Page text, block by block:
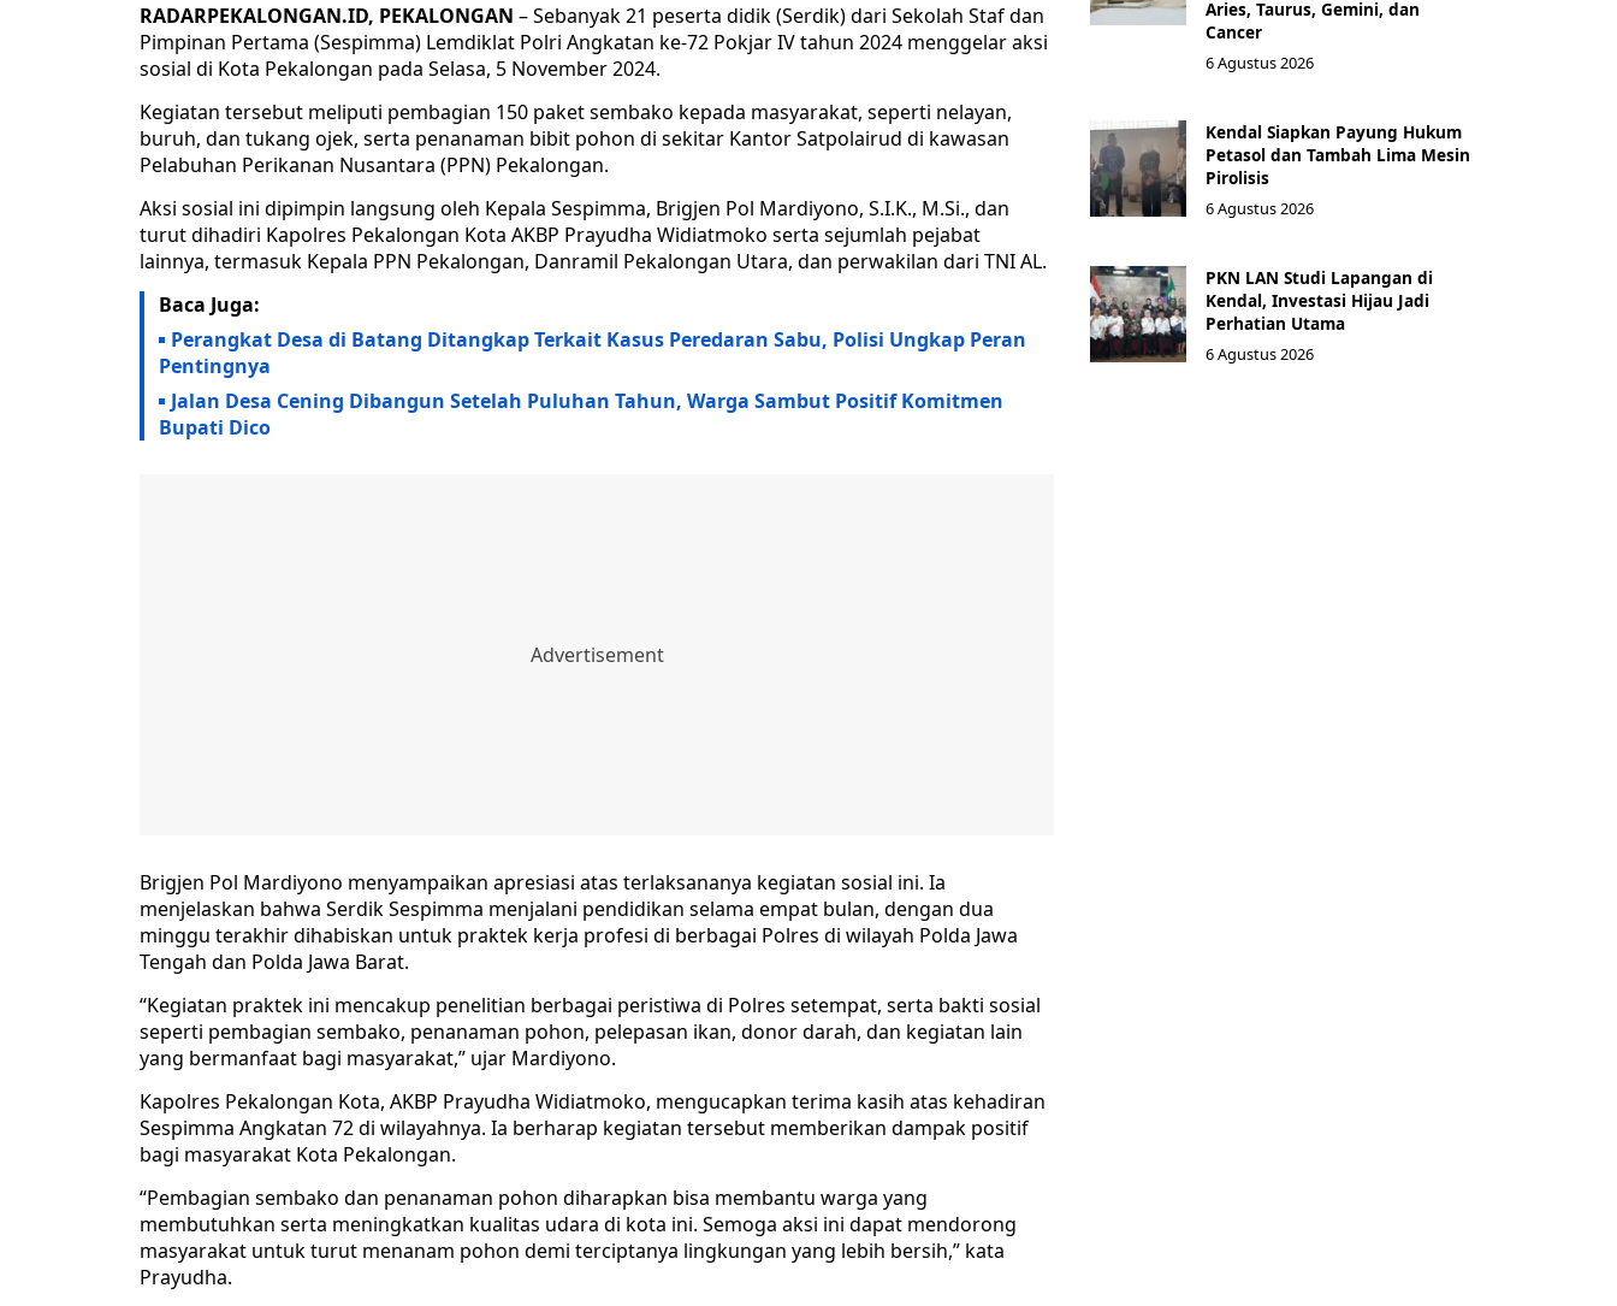
RADARPEKALONGAN.ID, PEKALONGAN – Sebanyak 21 peserta didik (Serdik) dari Sekolah Staf dan
Pimpinan Pertama (Sespimma) Lemdiklat Polri Angkatan ke-72 Pokjar IV tahun 2024 menggelar aksi
sosial di Kota Pekalongan pada Selasa, 5 November 2024.
Kegiatan tersebut meliputi pembagian 150 paket sembako kepada masyarakat, seperti nelayan,
buruh, dan tukang ojek, serta penanaman bibit pohon di sekitar Kantor Satpolairud di kawasan
Pelabuhan Perikanan Nusantara (PPN) Pekalongan.
Aksi sosial ini dipimpin langsung oleh Kepala Sespimma, Brigjen Pol Mardiyono, S.I.K., M.Si., dan
turut dihadiri Kapolres Pekalongan Kota AKBP Prayudha Widiatmoko serta sejumlah pejabat
lainnya, termasuk Kepala PPN Pekalongan, Danramil Pekalongan Utara, dan perwakilan dari TNI AL.
Baca Juga:
Perangkat Desa di Batang Ditangkap Terkait Kasus Peredaran Sabu, Polisi Ungkap Peran
Pentingnya
Jalan Desa Cening Dibangun Setelah Puluhan Tahun, Warga Sambut Positif Komitmen
Bupati Dico
Brigjen Pol Mardiyono menyampaikan apresiasi atas terlaksananya kegiatan sosial ini. Ia
menjelaskan bahwa Serdik Sespimma menjalani pendidikan selama empat bulan, dengan dua
minggu terakhir dihabiskan untuk praktek kerja profesi di berbagai Polres di wilayah Polda Jawa
Tengah dan Polda Jawa Barat.
“Kegiatan praktek ini mencakup penelitian berbagai peristiwa di Polres setempat, serta bakti sosial
seperti pembagian sembako, penanaman pohon, pelepasan ikan, donor darah, dan kegiatan lain
yang bermanfaat bagi masyarakat,” ujar Mardiyono.
Kapolres Pekalongan Kota, AKBP Prayudha Widiatmoko, mengucapkan terima kasih atas kehadiran
Sespimma Angkatan 72 di wilayahnya. Ia berharap kegiatan tersebut memberikan dampak positif
bagi masyarakat Kota Pekalongan.
“Pembagian sembako dan penanaman pohon diharapkan bisa membantu warga yang
membutuhkan serta meningkatkan kualitas udara di kota ini. Semoga aksi ini dapat mendorong
masyarakat untuk turut menanam pohon demi terciptanya lingkungan yang lebih bersih,” kata
Prayudha.
Aries, Taurus, Gemini, dan
Cancer
6 Agustus 2026
Kendal Siapkan Payung Hukum
Petasol dan Tambah Lima Mesin
Pirolisis
6 Agustus 2026
PKN LAN Studi Lapangan di
Kendal, Investasi Hijau Jadi
Perhatian Utama
6 Agustus 2026